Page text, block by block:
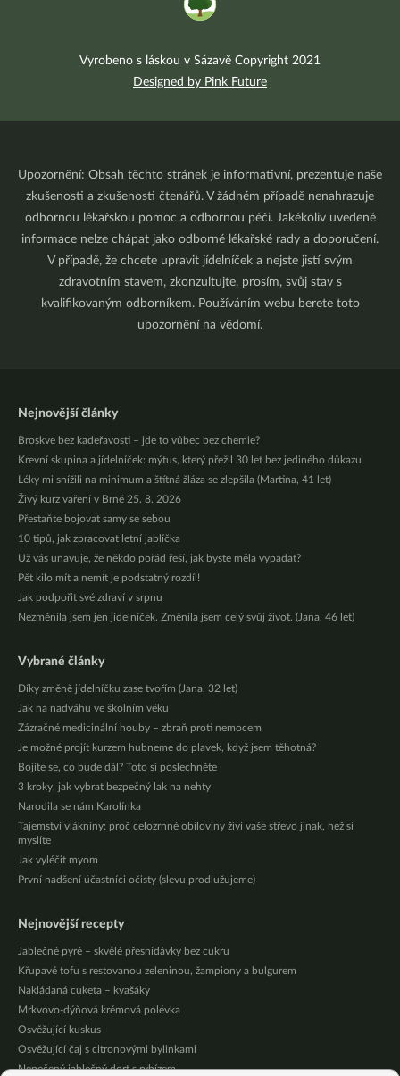
Vyrobeno s láskou v Sázavě Copyright 2021
Designed by Pink Future
Upozornění: Obsah těchto stránek je informativní, prezentuje naše
zkušenosti a zkušenosti čtenářů. V žádném případě nenahrazuje
odbornou lékařskou pomoc a odbornou péči. Jakékoliv uvedené
informace nelze chápat jako odborné lékařské rady a doporučení.
V případě, že chcete upravit jídelníček a nejste jistí svým
zdravotním stavem, zkonzultujte, prosím, svůj stav s
kvalifikovaným odborníkem. Používáním webu berete toto
upozornění na vědomí.
Nejnovější články
Broskve bez kadeřavosti – jde to vůbec bez chemie?
Krevní skupina a jídelníček: mýtus, který přežil 30 let bez jediného důkazu
Léky mi snížili na minimum a štítná žláza se zlepšila (Martina, 41 let)
Živý kurz vaření v Brně 25. 8. 2026
Přestaňte bojovat samy se sebou
10 tipů, jak zpracovat letní jablíčka
Už vás unavuje, že někdo pořád řeší, jak byste měla vypadat?
Pět kilo mít a nemít je podstatný rozdíl!
Jak podpořit své zdraví v srpnu
Nezměnila jsem jen jídelníček. Změnila jsem celý svůj život. (Jana, 46 let)
Vybrané články
Díky změně jídelníčku zase tvořím (Jana, 32 let)
Jak na nadváhu ve školním věku
Zázračné medicinální houby – zbraň proti nemocem
Je možné projít kurzem hubneme do plavek, když jsem těhotná?
Bojíte se, co bude dál? Toto si poslechněte
3 kroky, jak vybrat bezpečný lak na nehty
Narodila se nám Karolínka
Tajemství vlákniny: proč celozrnné obiloviny živí vaše střevo jinak, než si
myslíte
Jak vyléčit myom
První nadšení účastníci očisty (slevu prodlužujeme)
Nejnovější recepty
Jablečné pyré – skvělé přesnídávky bez cukru
Křupavé tofu s restovanou zeleninou, žampiony a bulgurem
Nakládaná cuketa – kvašáky
Mrkvovo-dýňová krémová polévka
Osvěžující kuskus
Osvěžující čaj s citronovými bylinkami
Nepečený jablečný dort s rybízem